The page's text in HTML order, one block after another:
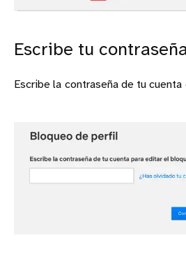
Escribe tu
Escribe la contraseña de tu cuenta